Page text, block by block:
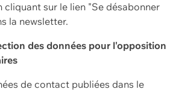
cliquant sur le lien "Se désabonner
la newsletter.
des données pour l'opposition
de contact publiées dans le